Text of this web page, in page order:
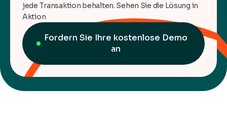
jede Transaktion behalten. Sehen Sie die Lösung in
Aktion
Fordern Sie Ihre kostenlose Demo
an